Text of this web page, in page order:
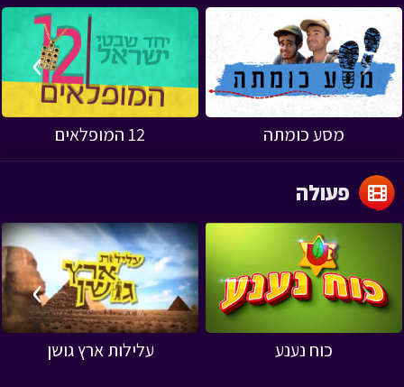
מסע כומתה 12 המופלאים
‹
›
כוח נענע עלילות ארץ גושן
‹
›